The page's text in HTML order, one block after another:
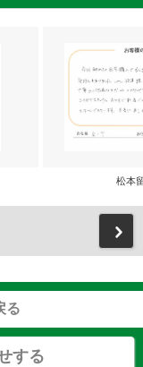
松本
る
する